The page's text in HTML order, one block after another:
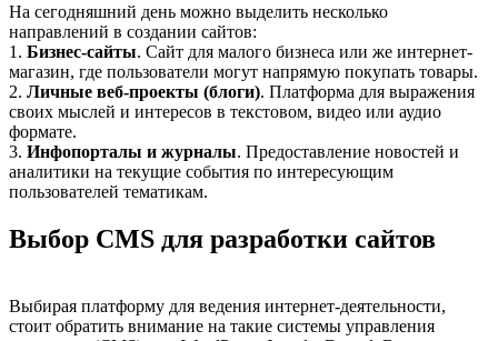
На сегодняшний день можно выделить несколько
направлений в создании сайтов:
1. Бизнес-сайты. Сайт для малого бизнеса или же интернет-
магазин, где пользователи могут напрямую покупать товары.
2. Личные веб-проекты (блоги). Платформа для выражения
своих мыслей и интересов в текстовом, видео или аудио
формате.
3. Инфопорталы и журналы. Предоставление новостей и
аналитики на текущие события по интересующим
пользователей тематикам.
Выбор CMS для разработки сайтов
Выбирая платформу для ведения интернет-деятельности,
стоит обратить внимание на такие системы управления